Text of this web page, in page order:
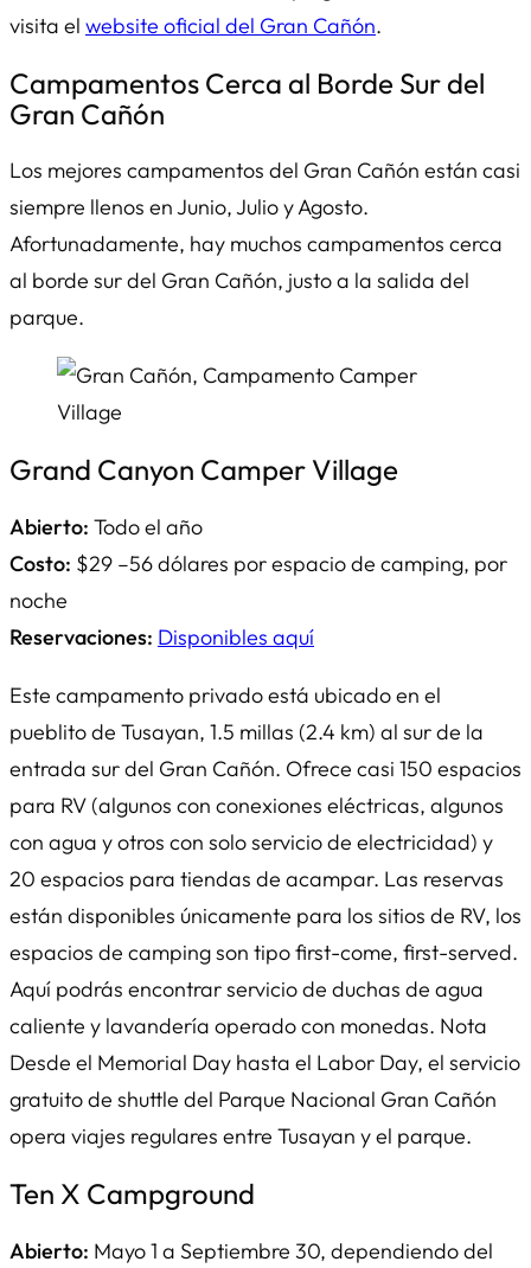
visita el website oficial del Gran Cañón.
Campamentos Cerca al Borde Sur del
Gran Cañón
Los mejores campamentos del Gran Cañón están casi
siempre llenos en Junio, Julio y Agosto.
Afortunadamente, hay muchos campamentos cerca
al borde sur del Gran Cañón, justo a la salida del
parque.
Grand Canyon Camper Village
Abierto: Todo el año
Costo: $29 –56 dólares por espacio de camping, por
noche
Reservaciones: Disponibles aquí
Este campamento privado está ubicado en el
pueblito de Tusayan, 1.5 millas (2.4 km) al sur de la
entrada sur del Gran Cañón. Ofrece casi 150 espacios
para RV (algunos con conexiones eléctricas, algunos
con agua y otros con solo servicio de electricidad) y
20 espacios para tiendas de acampar. Las reservas
están disponibles únicamente para los sitios de RV, los
espacios de camping son tipo first-come, first-served.
Aquí podrás encontrar servicio de duchas de agua
caliente y lavandería operado con monedas. Nota
Desde el Memorial Day hasta el Labor Day, el servicio
gratuito de shuttle del Parque Nacional Gran Cañón
opera viajes regulares entre Tusayan y el parque.
Ten X Campground
Abierto: Mayo 1 a Septiembre 30, dependiendo del